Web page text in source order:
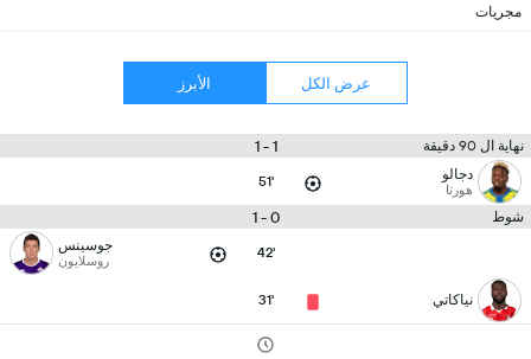
مجريات
عرض الكل الأبرز
نهاية ال 90 دقيقة 1 - 1
دجالو
هورتا 51'
شوط 0 - 1
42' جوسينس
روسلايون
نياكاتي 31'